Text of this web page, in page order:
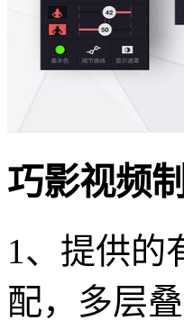
巧影视频
1、提供的
配，多层